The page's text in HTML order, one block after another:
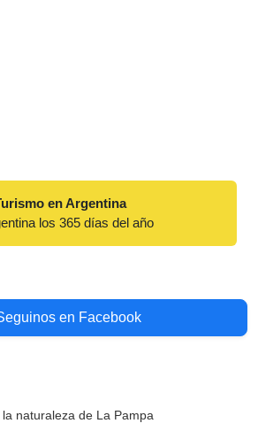
en Argentina
los 365 días del año
en Facebook
naturaleza de La Pampa